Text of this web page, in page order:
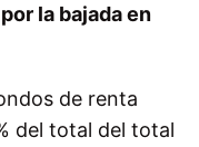
la bajada en
de renta
del total del total